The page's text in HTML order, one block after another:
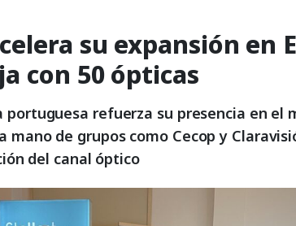
su expansión en
con 50 ópticas
portuguesa refuerza su presencia en el
mano de grupos como Cecop y
del canal óptico